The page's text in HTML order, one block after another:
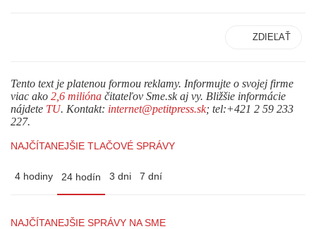
ZDIEĽAŤ
Tento text je platenou formou reklamy. Informujte o svojej firme
viac ako 2,6 milióna čitateľov Sme.sk aj vy. Bližšie informácie
nájdete TU. Kontakt: internet@petitpress.sk; tel:+421 2 59 233
227.
NAJČÍTANEJŠIE TLAČOVÉ SPRÁVY
4 hodiny 24 hodín 3 dni 7 dní
NAJČÍTANEJŠIE SPRÁVY NA SME